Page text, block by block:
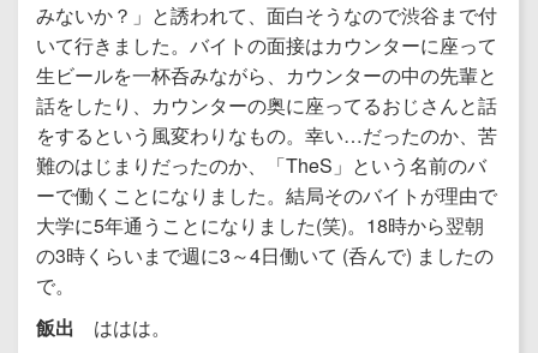
みないか？」と誘われて、面白そうなので渋谷まで付
いて行きました。バイトの面接はカウンターに座って
生ビールを一杯呑みながら、カウンターの中の先輩と
話をしたり、カウンターの奥に座ってるおじさんと話
をするという風変わりなもの。幸い…だったのか、苦
難のはじまりだったのか、「TheS」という名前のバ
ーで働くことになりました。結局そのバイトが理由で
大学に5年通うことになりました(笑)。18時から翌朝
の3時くらいまで週に3～4日働いて (呑んで) ましたの
で。
飯出 ははは。